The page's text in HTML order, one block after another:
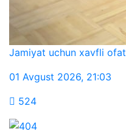
Jamiyat uchun xavfli ofat
01 Avgust 2026, 21:03
524